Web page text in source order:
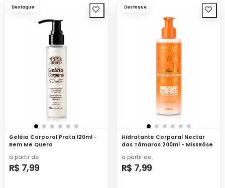
Destaque
Geléia Corporal Prata 120ml -
Bem Me Quero
a partir de
R$ 7,99
Destaque
Hidratante Corporal Nectar
das Tâmaras 200ml - MissRôse
a partir de
R$ 7,99